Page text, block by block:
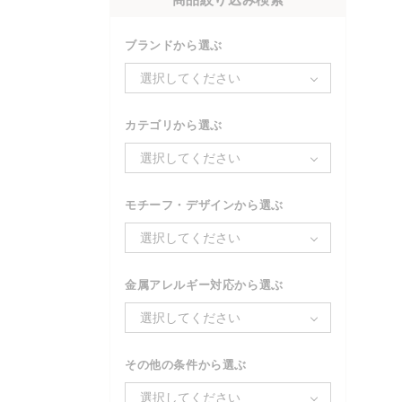
ブランドから選ぶ
選択してください
カテゴリから選ぶ
選択してください
モチーフ・デザインから選ぶ
選択してください
金属アレルギー対応から選ぶ
選択してください
その他の条件から選ぶ
選択してください